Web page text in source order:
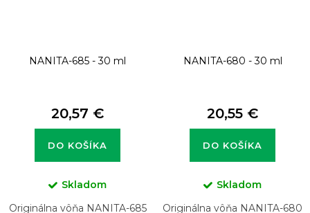
NANITA-685 - 30 ml
20,57 €
DO KOŠÍKA
Skladom
Originálna vôňa NANITA-685
NANITA-680 - 30 ml
20,55 €
DO KOŠÍKA
Skladom
Originálna vôňa NANITA-680